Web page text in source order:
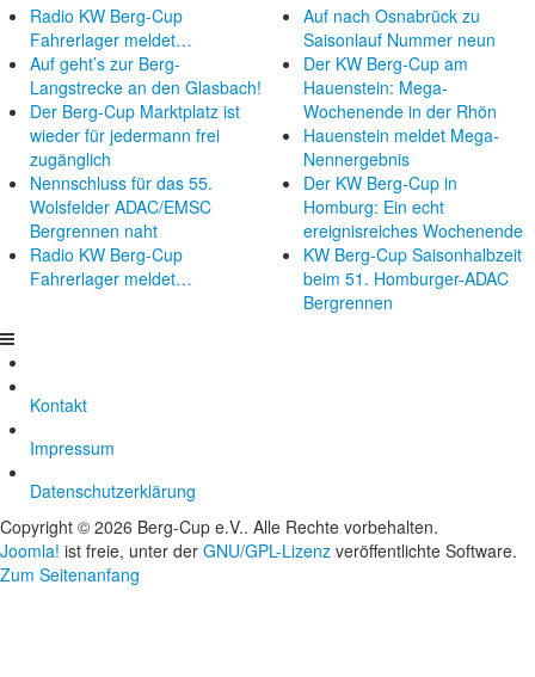
Radio KW Berg-Cup
Fahrerlager meldet…
Auf geht’s zur Berg-
Langstrecke an den Glasbach!
Der Berg-Cup Marktplatz ist
wieder für jedermann frei
zugänglich
Nennschluss für das 55.
Wolsfelder ADAC/EMSC
Bergrennen naht
Radio KW Berg-Cup
Fahrerlager meldet…
Auf nach Osnabrück zu
Saisonlauf Nummer neun
Der KW Berg-Cup am
Hauenstein: Mega-
Wochenende in der Rhön
Hauenstein meldet Mega-
Nennergebnis
Der KW Berg-Cup in
Homburg: Ein echt
ereignisreiches Wochenende
KW Berg-Cup Saisonhalbzeit
beim 51. Homburger-ADAC
Bergrennen
Kontakt
Impressum
Datenschutzerklärung
Copyright © 2026 Berg-Cup e.V.. Alle Rechte vorbehalten.
Joomla! ist freie, unter der GNU/GPL-Lizenz veröffentlichte Software.
Zum Seitenanfang